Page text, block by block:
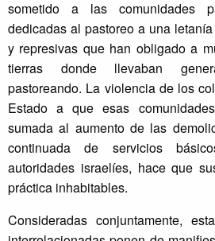
sometido a las comunidades
dedicadas al pastoreo a una
y represivas que han obligado a
tierras donde llevaban
pastoreando. La violencia de los
Estado a que esas
sumada al aumento de las
continuada de servicios
autoridades israelíes, hace que
práctica inhabitables.
Consideradas conjuntamente,